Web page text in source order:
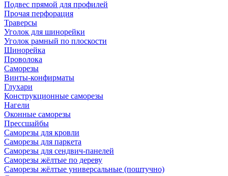
Подвес прямой для профилей
Прочая перфорация
Траверсы
Уголок для шинорейки
Уголок рамный по плоскости
Шинорейка
Проволока
Саморезы
Винты-конфирматы
Глухари
Конструкционные саморезы
Нагели
Оконные саморезы
Прессшайбы
Саморезы для кровли
Саморезы для паркета
Саморезы для сендвич-панелей
Саморезы жёлтые по дереву
Саморезы жёлтые универсальные (поштучно)